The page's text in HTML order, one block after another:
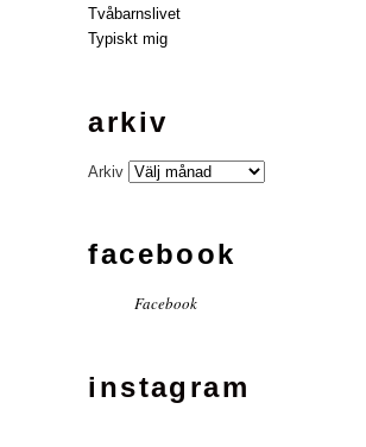
Tvåbarnslivet
Typiskt mig
arkiv
Arkiv
facebook
Facebook
instagram